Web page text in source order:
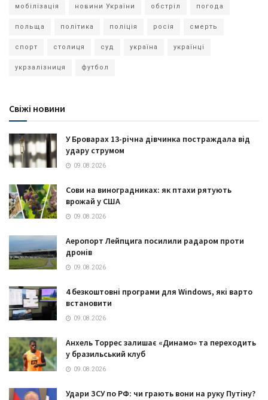
мобілізація новини України обстріл погода
польща політика поліція росія смерть
спорт столиця суд україна українці
укрзалізниця футбол
Свіжі новини
У Броварах 13-річна дівчинка постраждала від
удару струмом
09.08.2026
Сови на виноградниках: як птахи рятують
врожай у США
09.08.2026
Аеропорт Лейпцига посилили радаром проти
дронів
09.08.2026
4 безкоштовні програми для Windows, які варто
встановити
09.08.2026
Анхель Торрес залишає «Динамо» та переходить
у бразильський клуб
09.08.2026
Удари ЗСУ по РФ: чи грають вони на руку Путіну?